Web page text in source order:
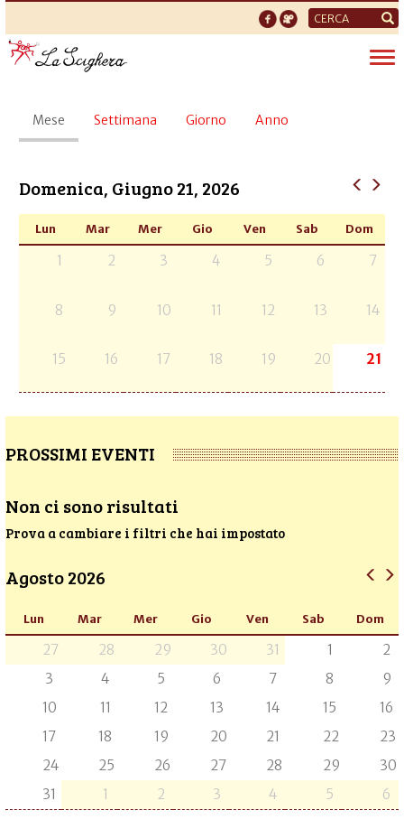
Form
di
ricerca
Schede
primarie
Mese (scheda
attiva)
Settimana Giorno Anno
Domenica, Giugno 21, 2026
Lun Mar Mer Gio Ven Sab Dom
1 2 3 4 5 6 7
8 9 10 11 12 13 14
15 16 17 18 19 20 21
PROSSIMI EVENTI
Non ci sono risultati
Prova a cambiare i filtri che hai impostato
Agosto 2026
Lun Mar Mer Gio Ven Sab Dom
27 28 29 30 31 1
2
3
4 5 6 7 8
9
10
11 12 13 14 15
16
17
18 19 20 21 22
23
24
25 26 27 28 29
30
31
1 2 3 4 5 6